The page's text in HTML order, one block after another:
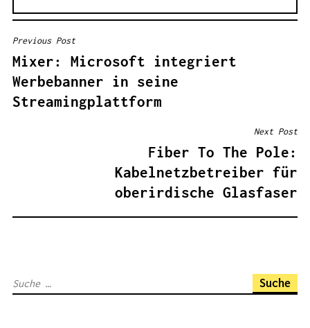
B
E
I
T
G
Previous Post
Mixer: Microsoft integriert
Werbebanner in seine
Streamingplattform
Next Post
Fiber To The Pole:
Kabelnetzbetreiber für
oberirdische Glasfaser
S